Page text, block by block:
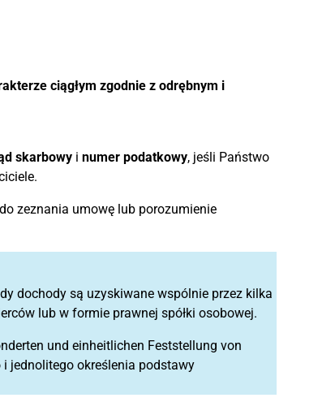
ciągłym zgodnie z odrębnym i
skarbowyi numer podatkowy, jeśli Państwo
zeznania umowę lub porozumienie
dochody są uzyskiwane wspólnie przez kilka
lub w formie prawnej spółki osobowej.
und einheitlichen Feststellung von
jednolitego określenia podstawy